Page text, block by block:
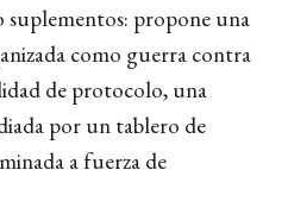
suplementos: propone una
como guerra contra
de protocolo, una
por un tablero de
a fuerza de